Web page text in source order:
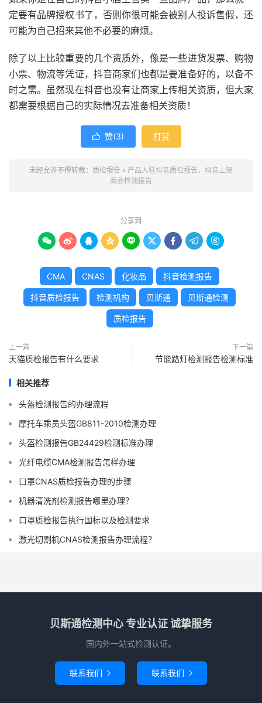
定要有品牌授权书了，否则你很可能会被别人投诉售假，还
可能为自己招来其他不必要的麻烦。
除了以上比较重要的几个资质外，像是一些进货发票、购物
小票、物流等凭证，抖音商家们也都是要准备好的，以备不
时之需。虽然现在抖音也没有让商家上传相关资质，但大家
都需要根据自己的实际情况去准备相关资质！
 赞(3) 打赏
未经允许不得转载： 质检报告 » 产品入驻抖音质检报告，抖音上架
商品检测报告
分享到
        
CMA CNAS 化妆品 抖音检测报告
抖音质检报告 检测机构 贝斯通 贝斯通检测
质检报告
上一篇
天猫质检报告有什么要求
下一篇
节能路灯检测报告检测标准
相关推荐
头盔检测报告的办理流程
摩托车乘员头盔GB811-2010检测办理
头盔检测报告GB24429检测标准办理
光纤电缆CMA检测报告怎样办理
口罩CNAS质检报告办理的步骤
机器清洗剂检测报告哪里办理？
口罩质检报告执行国标以及检测要求
激光切割机CNAS检测报告办理流程？
贝斯通检测中心 专业认证 诚挚服务
国内外一站式检测认证。
联系我们  联系我们 